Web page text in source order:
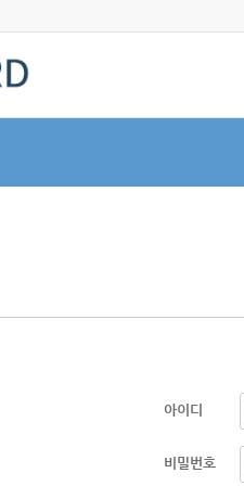
아이디
비밀번호